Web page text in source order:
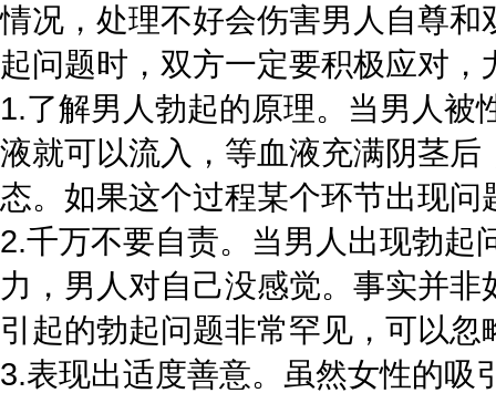
情况，处理不好会伤害男人自尊
起问题时，双方一定要积极应对
1.了解男人勃起的原理。当男人被
液就可以流入，等血液充满阴茎
态。如果这个过程某个环节出现
2.千万不要自责。当男人出现勃起
力，男人对自己没感觉。事实并
引起的勃起问题非常罕见，可以忽
3.表现出适度善意。虽然女性的吸